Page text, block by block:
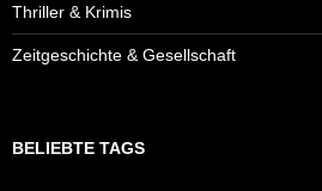
Thriller & Krimis
Zeitgeschichte & Gesellschaft
BELIEBTE TAGS